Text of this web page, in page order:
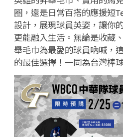
圈，還是日常百搭的應援短
設計，展現球員英姿，讓你
更能融入生活。無論是收藏
舉毛巾為最愛的球員吶喊，
的最佳選擇！一同為台灣棒